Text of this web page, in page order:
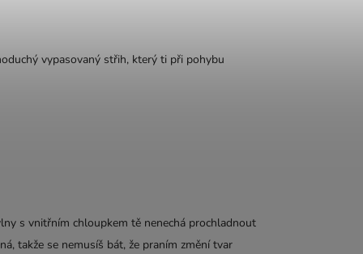
vypasovaný střih, který ti při pohybu
s vnitřním chloupkem tě nenechá prochladnout
takže se nemusíš bát, že praním změní tvar